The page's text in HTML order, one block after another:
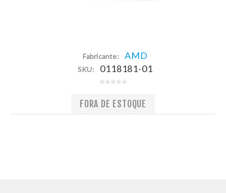
Fabricante: AMD
SKU: 0118181-01
FORA DE ESTOQUE